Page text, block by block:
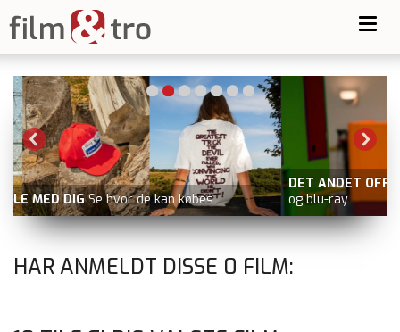
DET ANDET OFFER nu på Netflix udover filmstriben.dk, dvd
og blu-ray
HAR ANMELDT DISSE 0 FILM: